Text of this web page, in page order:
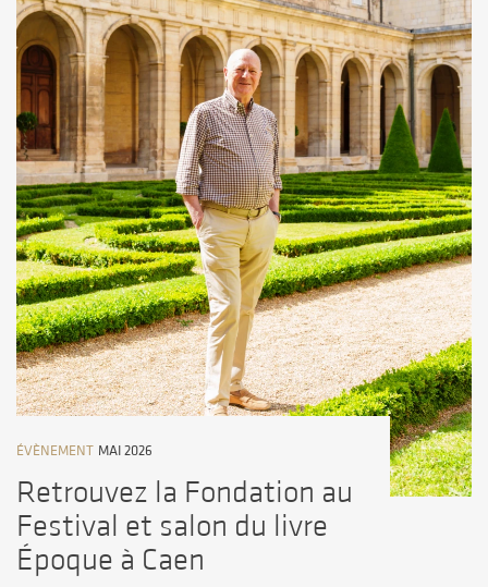
ÉVÈNEMENT MAI 2026
Retrouvez la Fondation au
Festival et salon du livre
Époque à Caen